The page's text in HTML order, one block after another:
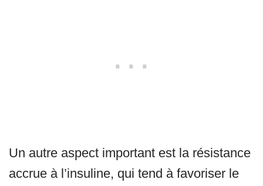
Un autre aspect important est la résistance
accrue à l’insuline, qui tend à favoriser le